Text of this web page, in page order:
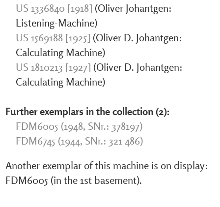
US 1336840 [1918] (Oliver Johantgen:
Listening-Machine)
US 1569188 [1925] (Oliver D. Johantgen:
Calculating Machine)
US 1810213 [1927] (Oliver D. Johantgen:
Calculating Machine)
Further exemplars in the collection (2):
FDM6005 (1948, SNr.: 378197)
FDM6745 (1944, SNr.: 321 486)
Another exemplar of this machine is on display:
FDM6005 (in the 1st basement).